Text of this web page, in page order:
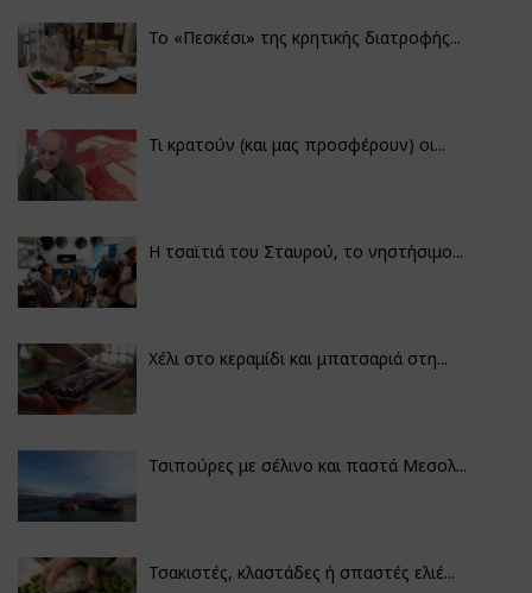
Το «Πεσκέσι» της κρητικής διατροφής...
Τι κρατούν (και μας προσφέρουν) οι...
Η τσαϊτιά του Σταυρού, το νηστήσιμο...
Χέλι στο κεραμίδι και μπατσαριά στη...
Τσιπούρες με σέλινο και παστά Μεσολ...
Τσακιστές, κλαστάδες ή σπαστές ελιέ...